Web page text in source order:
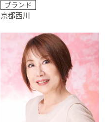
ブランド
京都西川